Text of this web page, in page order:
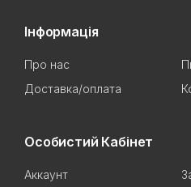
Інформація
Про нас
Доставка/оплата
Особистий Кабінет
Аккаунт